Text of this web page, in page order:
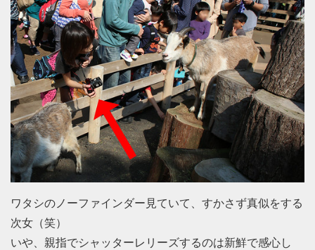
ワタシのノーファインダー見ていて、すかさず真似をする
次女（笑）
いや、親指でシャッターレリーズするのは新鮮で感心し